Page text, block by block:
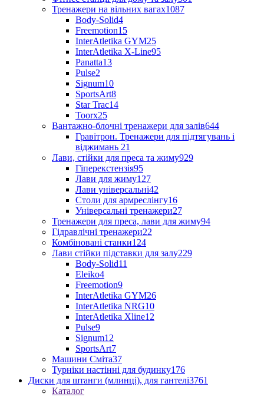
Тренажери на вільних вагах1087
Body-Solid4
Freemotion15
InterAtletika GYM25
InterAtletika X-Line95
Panatta13
Pulse2
Signum10
SportsArt8
Star Trac14
Toorx25
Вантажно-блочні тренажери для залів644
Гравітрон. Тренажери для підтягувань і
віджимань 21
Лави, стійки для преса та жиму929
Гіперекстензія95
Лави для жиму127
Лави універсальні42
Столи для армреслінгу16
Універсальні тренажери27
Тренажери для преса, лави для жиму94
Гідравлічні тренажери22
Комбіновані станки124
Лави стійки підставки для залу229
Body-Solid11
Eleiko4
Freemotion9
InterAtletika GYM26
InterAtletika NRG10
InterAtletika Xline12
Pulse9
Signum12
SportsArt7
Машини Сміта37
Турніки настінні для будинку176
Диски для штанги (млинці), для гантелі3761
Каталог